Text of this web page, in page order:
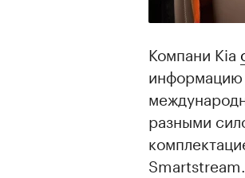
Компани Kia
информацию
разными
Smartstream.